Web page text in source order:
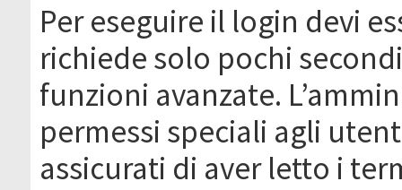
Per eseguire il login devi
richiede solo pochi
funzioni avanzate.
permessi speciali agli
assicurati di aver letto i